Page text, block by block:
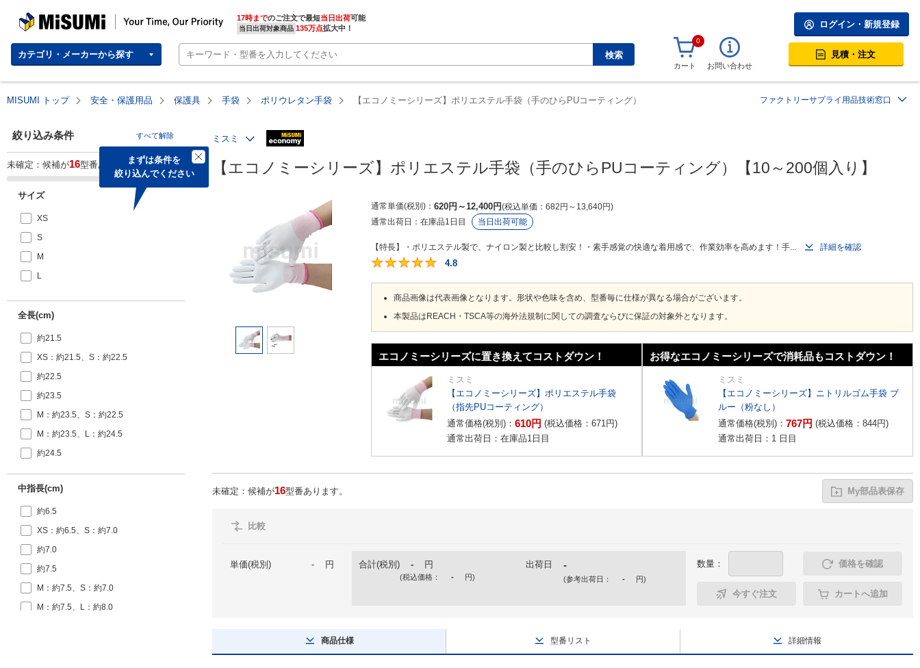
MISUMI | Your Time, Our Priority 17時までのご注文で最短当日出荷
当日出荷対象商品 135万点拡大中！
カテゴリ・メーカーから探す 検索
ログイン・新規登録
0
カート お問い合わせ
見積・注文
MISUMI トップ 安全・保護用品 保護具 手袋 ポリウレタン手袋 【エコノミーシリーズ】ポリエステル手袋（手のひらPUコーティング） ファクトリーサプライ用品技術窓口
絞り込み条件 すべて解除
まずは条件を
絞り込んでください
未確定：候補が16型番あります。
サイズ
XS
S
M
L
全長(cm)
約21.5
XS：約21.5、S：約22.5
約22.5
約23.5
M：約23.5、S：約22.5
M：約23.5、L：約24.5
約24.5
中指長(cm)
約6.5
XS：約6.5、S：約7.0
約7.0
約7.5
M：約7.5、S：約7.0
M：約7.5、L：約8.0
ミスミ
【エコノミーシリーズ】ポリエステル手袋（手のひらPUコーティング）【10～200個入り】
通常単価(税別) 620円 ～12,400円 税込単価 682円 ～ 13,640円
通常出荷日： 在庫品1日目 当日出荷可能
【特長】・ポリエステル製で、ナイロン製と比較し割安！・素手感覚の快適な着用感で、作業効率を高めます！手...
詳細を確認
4.8
商品画像は代表画像となります。形状や色味を含め、型番毎に仕様が異なる場合がございます。
本製品はREACH・TSCA等の海外法規制に関しての調査ならびに保証の対象外となります。
エコノミーシリーズに置き換えてコストダウン！
ミスミ
【エコノミーシリーズ】ポリエステル手袋
（指先PUコーティング）
通常価格(税別)： 610円 (税込価格： 671円)
通常出荷日：在庫品1日目
お得なエコノミーシリーズで消耗品もコストダウン！
ミスミ
【エコノミーシリーズ】ニトリルゴム手袋 ブ
ルー（粉なし）
通常価格(税別)： 767円 (税込価格： 844円)
通常出荷日：1 日目
未確定：候補が16型番あります。 My部品表保存
比較
単価(税別) - 円 合計(税別) - 円
(税込価格： - 円)
出荷日 -
(参考出荷日： - 円)
数量： 価格を確認
今すぐ注文 カートへ追加
商品仕様 型番リスト 詳細情報